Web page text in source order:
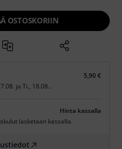
OSTOSKORIIN
5,90 €
ja Ti., 18.08..
Hinta kassalla
lasketaan kassalla.